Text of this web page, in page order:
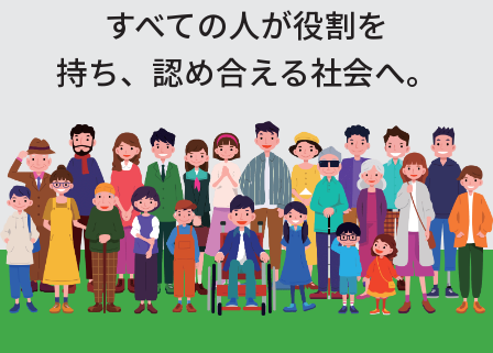
すべての人が役割を
持ち、認め合える社会へ。